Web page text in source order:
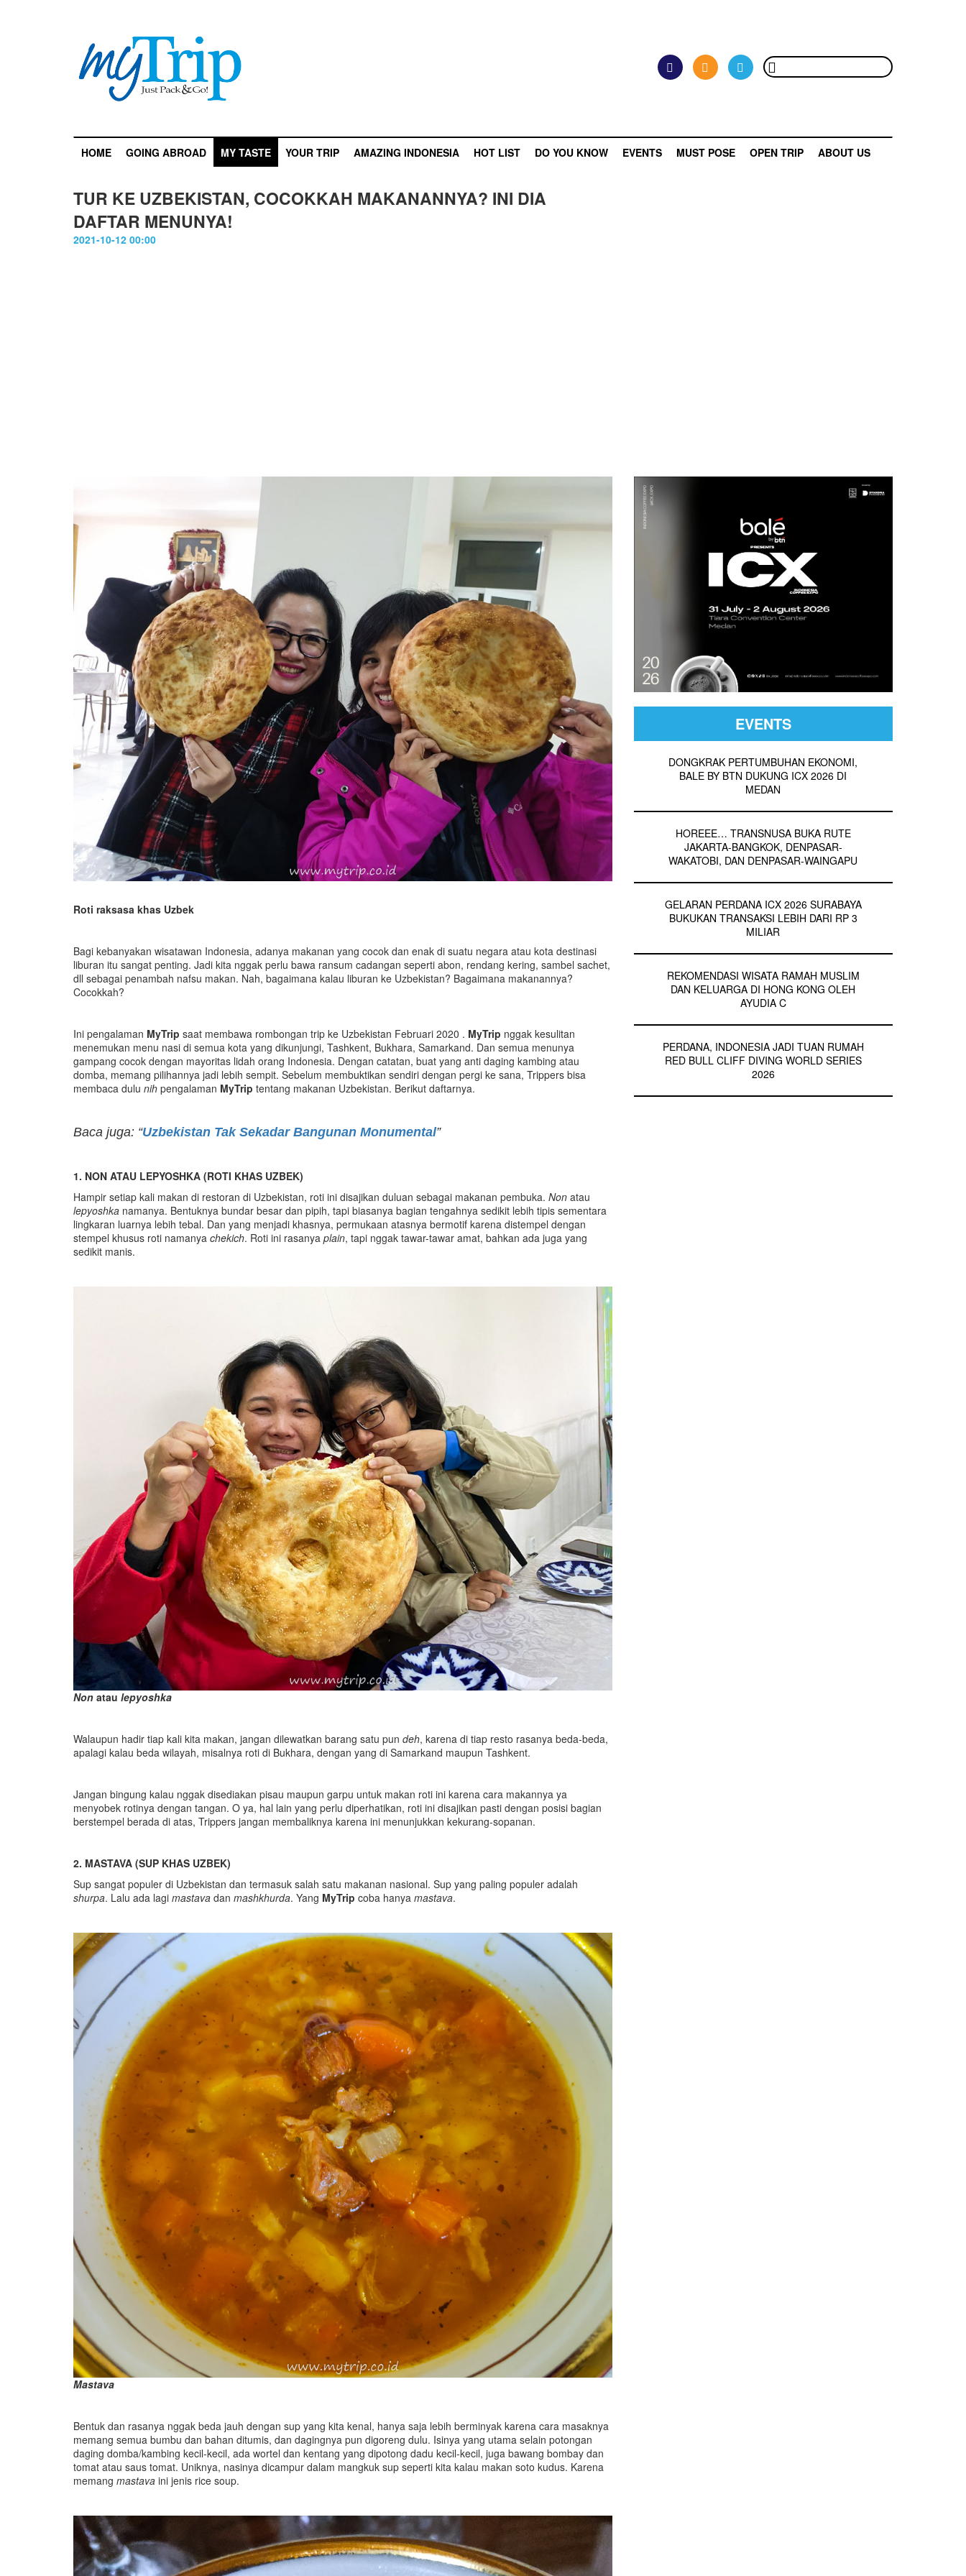
HOME GOING ABROAD MY TASTE YOUR TRIP AMAZING INDONESIA HOT LIST DO YOU KNOW EVENTS MUST POSE OPEN TRIP ABOUT US
TUR KE UZBEKISTAN, COCOKKAH MAKANANNYA? INI DIA
DAFTAR MENUNYA!
2021-10-12 00:00
Roti raksasa khas Uzbek
Bagi kebanyakan wisatawan Indonesia, adanya makanan yang cocok dan enak di suatu negara atau kota destinasi
liburan itu sangat penting. Jadi kita nggak perlu bawa ransum cadangan seperti abon, rendang kering, sambel sachet,
dll sebagai penambah nafsu makan. Nah, bagaimana kalau liburan ke Uzbekistan? Bagaimana makanannya?
Cocokkah?
Ini pengalaman MyTrip saat membawa rombongan trip ke Uzbekistan Februari 2020 . MyTrip nggak kesulitan
menemukan menu nasi di semua kota yang dikunjungi, Tashkent, Bukhara, Samarkand. Dan semua menunya
gampang cocok dengan mayoritas lidah orang Indonesia. Dengan catatan, buat yang anti daging kambing atau
domba, memang pilihannya jadi lebih sempit. Sebelum membuktikan sendiri dengan pergi ke sana, Trippers bisa
membaca dulu nih pengalaman MyTrip tentang makanan Uzbekistan. Berikut daftarnya.
Baca juga: “Uzbekistan Tak Sekadar Bangunan Monumental”
1. NON ATAU LEPYOSHKA (ROTI KHAS UZBEK)
Hampir setiap kali makan di restoran di Uzbekistan, roti ini disajikan duluan sebagai makanan pembuka. Non atau
lepyoshka namanya. Bentuknya bundar besar dan pipih, tapi biasanya bagian tengahnya sedikit lebih tipis sementara
lingkaran luarnya lebih tebal. Dan yang menjadi khasnya, permukaan atasnya bermotif karena distempel dengan
stempel khusus roti namanya chekich. Roti ini rasanya plain, tapi nggak tawar-tawar amat, bahkan ada juga yang
sedikit manis.
Non atau lepyoshka
Walaupun hadir tiap kali kita makan, jangan dilewatkan barang satu pun deh, karena di tiap resto rasanya beda-beda,
apalagi kalau beda wilayah, misalnya roti di Bukhara, dengan yang di Samarkand maupun Tashkent.
Jangan bingung kalau nggak disediakan pisau maupun garpu untuk makan roti ini karena cara makannya ya
menyobek rotinya dengan tangan. O ya, hal lain yang perlu diperhatikan, roti ini disajikan pasti dengan posisi bagian
berstempel berada di atas, Trippers jangan membaliknya karena ini menunjukkan kekurang-sopanan.
2. MASTAVA (SUP KHAS UZBEK)
Sup sangat populer di Uzbekistan dan termasuk salah satu makanan nasional. Sup yang paling populer adalah
shurpa. Lalu ada lagi mastava dan mashkhurda. Yang MyTrip coba hanya mastava.
Mastava
Bentuk dan rasanya nggak beda jauh dengan sup yang kita kenal, hanya saja lebih berminyak karena cara masaknya
memang semua bumbu dan bahan ditumis, dan dagingnya pun digoreng dulu. Isinya yang utama selain potongan
daging domba/kambing kecil-kecil, ada wortel dan kentang yang dipotong dadu kecil-kecil, juga bawang bombay dan
tomat atau saus tomat. Uniknya, nasinya dicampur dalam mangkuk sup seperti kita kalau makan soto kudus. Karena
memang mastava ini jenis rice soup.
EVENTS
DONGKRAK PERTUMBUHAN EKONOMI,
BALE BY BTN DUKUNG ICX 2026 DI
MEDAN
HOREEE… TRANSNUSA BUKA RUTE
JAKARTA-BANGKOK, DENPASAR-
WAKATOBI, DAN DENPASAR-WAINGAPU
GELARAN PERDANA ICX 2026 SURABAYA
BUKUKAN TRANSAKSI LEBIH DARI RP 3
MILIAR
REKOMENDASI WISATA RAMAH MUSLIM
DAN KELUARGA DI HONG KONG OLEH
AYUDIA C
PERDANA, INDONESIA JADI TUAN RUMAH
RED BULL CLIFF DIVING WORLD SERIES
2026